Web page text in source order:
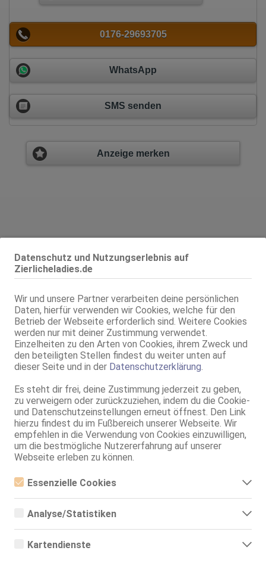
Datenschutz und Nutzungserlebnis auf
Zierlicheladies.de
Wir und unsere Partner verarbeiten deine persönlichen
Daten, hierfür verwenden wir Cookies, welche für den
Betrieb der Webseite erforderlich sind. Weitere Cookies
werden nur mit deiner Zustimmung verwendet.
Einzelheiten zu den Arten von Cookies, ihrem Zweck und
den beteiligten Stellen findest du weiter unten auf
dieser Seite und in der Datenschutzerklärung
Es steht dir frei, deine Zustimmung jederzeit zu geben,
zu verweigern oder zurückzuziehen, indem du die Cookie-
und Datenschutzeinstellungen erneut öffnest. Den Link
hierzu findest du im Fußbereich unserer Webseite. Wir
empfehlen in die Verwendung von Cookies einzuwilligen,
um die bestmögliche Nutzererfahrung auf unserer
Webseite erleben zu können.
Essenzielle Cookies
Essenzielle Cookies sind alle notwendigen Cookies, die für den
ermöglicht werden. Die Webseite kann ohne diese Cookies nicht
Analyse/Statistiken
Analyse- bzw. Statistikcookies sind Cookies, die der Analyse der
Zugriffsstatistiken dienen. Sie helfen den Webseiten-Besitzern zu
Kartendienste
0176-29693705
WhatsApp
SMS senden
Anzeige merken
Alter: 23 Jahre
Geschlecht: weiblich
Körpergröße: 150 cm
Oberweite: 85 C, fest
Typ: Latina
Herkunft: Kolumbien
KF: 32
Intimbereich: total rasiert
Haare: dunkelbraun, rückenlang, glatt
Augen: braun
Haut: hell
Sprachen: Spanisch
Franz. bei Ihr
Service für: Herren
Service: